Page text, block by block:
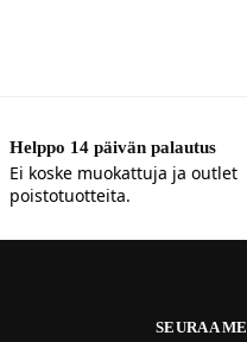
Helppo 14 päivän palautus
Ei koske muokattuja ja outlet
poistotuotteita.
SEURAA